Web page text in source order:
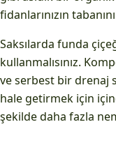
fidanlarınızın
Saksılarda funda
kullanmalısınız.
ve serbest bir drenaj
hale getirmek için
şekilde daha fazla